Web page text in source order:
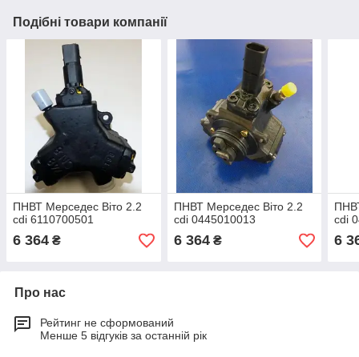
Подібні товари компанії
ПНВТ Мерседес Віто 2.2
cdi 6110700501
6 364 ₴
ПНВТ Мерседес Віто 2.2
cdi 0445010013
6 364₴
cdi
6
Про нас
Рейтинг не сформований
Менше 5 відгуків за останній рік